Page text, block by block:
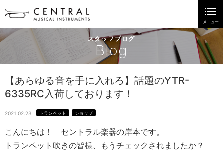
スタッフブログ
Blog
【あらゆる音を手に入れろ】話題のYTR-
6335RC入荷しております！
2021.02.23 トランペット ショップ
こんにちは！ セントラル楽器の岸本です。
トランペット吹きの皆様、もうチェックされましたか？